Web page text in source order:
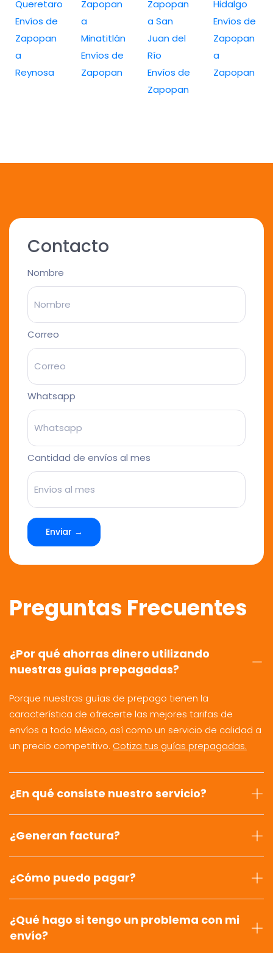
Queretaro
Envíos de
Zapopan
a
Reynosa
Zapopan
a
Minatitlán
Envíos de
Zapopan
Zapopan
a San
Juan del
Río
Envíos de
Zapopan
Hidalgo
Envíos de
Zapopan
a
Zapopan
Contacto
Nombre
Correo
Whatsapp
Cantidad de envíos al mes
Enviar →
Preguntas Frecuentes
¿Por qué ahorras dinero utilizando
nuestras guías prepagadas?
Porque nuestras guías de prepago tienen la
característica de ofrecerte las mejores tarifas de
envíos a todo México, así como un servicio de calidad a
un precio competitivo. Cotiza tus guías prepagadas.
¿En qué consiste nuestro servicio?
¿Generan factura?
¿Cómo puedo pagar?
¿Qué hago si tengo un problema con mi
envío?